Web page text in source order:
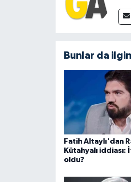
Bunlar da
Fatih Altaylı'dan
Kütahyalı iddiası:
oldu?